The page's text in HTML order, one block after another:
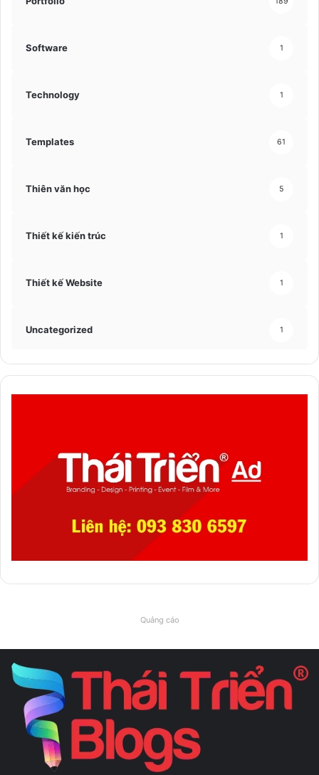
Software 1
Technology 1
Templates 61
Thiên văn học 5
Thiết kế kiến trúc 1
Thiết kế Website 1
Uncategorized 1
Quảng cáo